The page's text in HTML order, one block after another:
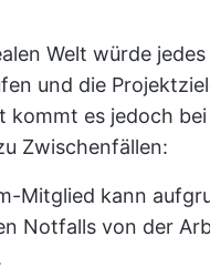
Welt würde
und die
kommt es jedoch
Zwischenfällen:
Mitglied kann
Notfalls von der